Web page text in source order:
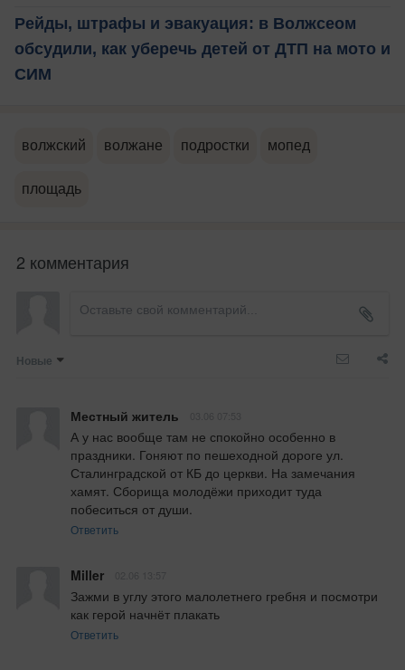
Рейды, штрафы и эвакуация: в Волжсеом
обсудили, как уберечь детей от ДТП на мото и
СИМ
волжский волжане подростки мопед
площадь
2 комментария
Новые
Местный житель
А у нас вообще там не спокойно особенно в
праздники. Гоняют по пешеходной дороге ул.
Сталинградской от КБ до церкви. На замечания
хамят. Сборища молодёжи приходит туда
побеситься от души.
Ответить
Miller
Зажми в углу этого малолетнего гребня и посмотри
как герой начнёт плакать
Ответить